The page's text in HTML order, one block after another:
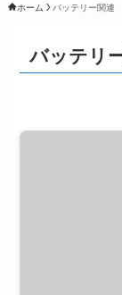
ホーム バッテリー関連
バッテリ